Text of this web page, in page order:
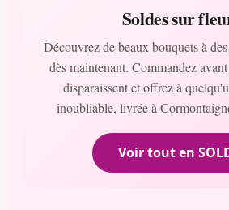
Soldes sur
Découvrez de beaux bouquets à
dès maintenant. Commandez
disparaissent et offrez à
inoubliable, livrée à
Voir tout en